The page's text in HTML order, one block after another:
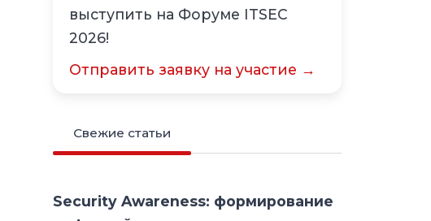
выступить на Форуме ITSEC
2026!
Отправить заявку на участие →
Свежие статьи
Security Awareness: формирование